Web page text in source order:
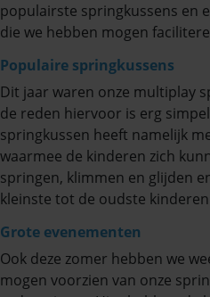
populairste springkussens en
die we hebben mogen
Populaire springkussens
Dit jaar waren onze multiplay
de reden hiervoor is erg
springkussen heeft namelijk
waarmee de kinderen zich
springen, klimmen en glijden
kleinste tot de oudste
Grote evenementen
Ook deze zomer hebben we
mogen voorzien van onze